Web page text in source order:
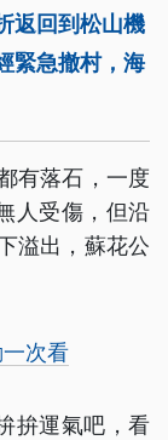
返回到松山機
緊急撤村，海
有落石，一度
人受傷，但沿
溢出，蘇花公
次看
拚運氣吧，看